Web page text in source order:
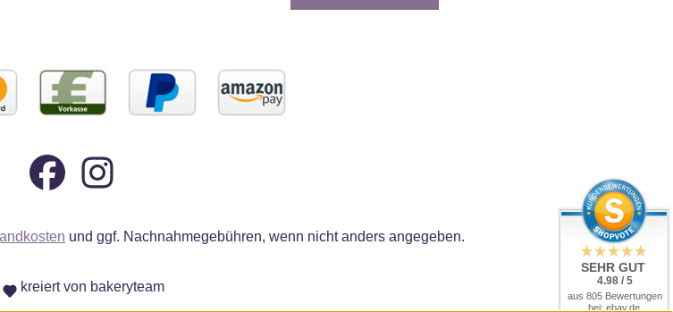
und ggf. Nachnahmegebühren, wenn nicht anders angegeben.
kreiert von bakeryteam
SEHR GUT
4.98 / 5
aus 805 Bewertungen
bei: ebay.de,